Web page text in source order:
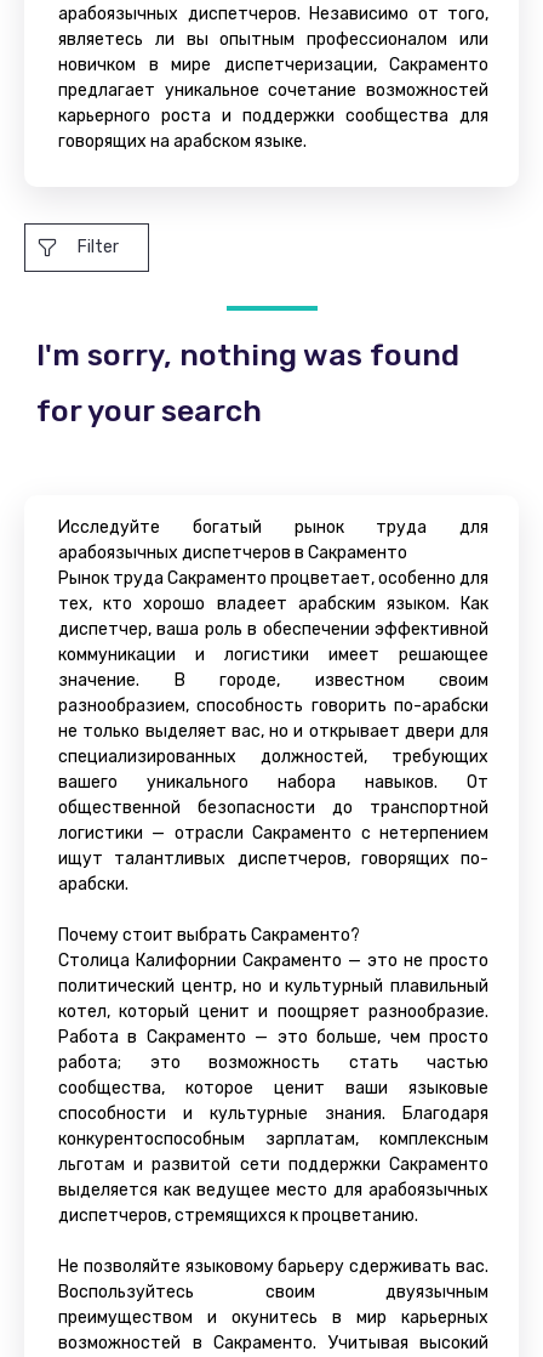
арабоязычных диспетчеров. Независимо от того,
являетесь ли вы опытным профессионалом или
новичком в мире диспетчеризации, Сакраменто
предлагает уникальное сочетание возможностей
карьерного роста и поддержки сообщества для
говорящих на арабском языке.
Filter
I'm sorry, nothing was found
for your search
Исследуйте богатый рынок труда для
арабоязычных диспетчеров в Сакраменто
Рынок труда Сакраменто процветает, особенно для
тех, кто хорошо владеет арабским языком. Как
диспетчер, ваша роль в обеспечении эффективной
коммуникации и логистики имеет решающее
значение. В городе, известном своим
разнообразием, способность говорить по-арабски
не только выделяет вас, но и открывает двери для
специализированных должностей, требующих
вашего уникального набора навыков. От
общественной безопасности до транспортной
логистики — отрасли Сакраменто с нетерпением
ищут талантливых диспетчеров, говорящих по-
арабски.
Почему стоит выбрать Сакраменто?
Столица Калифорнии Сакраменто — это не просто
политический центр, но и культурный плавильный
котел, который ценит и поощряет разнообразие.
Работа в Сакраменто — это больше, чем просто
работа; это возможность стать частью
сообщества, которое ценит ваши языковые
способности и культурные знания. Благодаря
конкурентоспособным зарплатам, комплексным
льготам и развитой сети поддержки Сакраменто
выделяется как ведущее место для арабоязычных
диспетчеров, стремящихся к процветанию.
Не позволяйте языковому барьеру сдерживать вас.
Воспользуйтесь своим двуязычным
преимуществом и окунитесь в мир карьерных
возможностей в Сакраменто. Учитывая высокий